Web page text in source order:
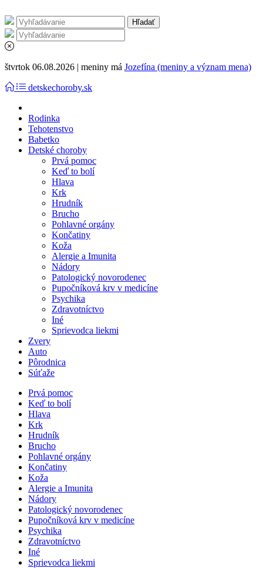
štvrtok 06.08.2026 | meniny má Jozefína (meniny a význam mena)
detskechoroby.sk
Rodinka
Tehotenstvo
Babetko
Detské choroby
Prvá pomoc
Keď to bolí
Hlava
Krk
Hrudník
Brucho
Pohlavné orgány
Končatiny
Koža
Alergie a Imunita
Nádory
Patologický novorodenec
Pupočníková krv v medicíne
Psychika
Zdravotníctvo
Iné
Sprievodca liekmi
Zvery
Auto
Pôrodnica
Súťaže
Prvá pomoc
Keď to bolí
Hlava
Krk
Hrudník
Brucho
Pohlavné orgány
Končatiny
Koža
Alergie a Imunita
Nádory
Patologický novorodenec
Pupočníková krv v medicíne
Psychika
Zdravotníctvo
Iné
Sprievodca liekmi